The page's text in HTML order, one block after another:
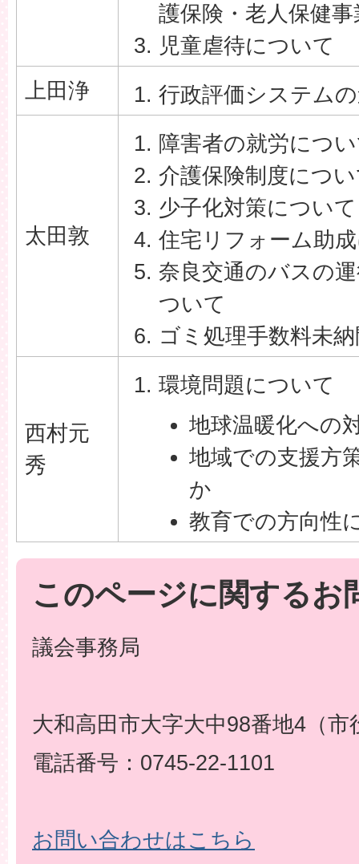
護保険・老人保健
児童虐待について
上田浄
行政評価システム
太田敦
障害者の就労につ
介護保険制度につ
少子化対策について
住宅リフォーム助
奈良交通のバスの
ついて
ゴミ処理手数料未
西村元
秀
環境問題について
地球温暖化への
地域での支援方
か
教育での方向性
このページに関するお
議会事務局
大和高田市大字大中98番地4（市
電話番号：0745-22-1101
お問い合わせはこちら